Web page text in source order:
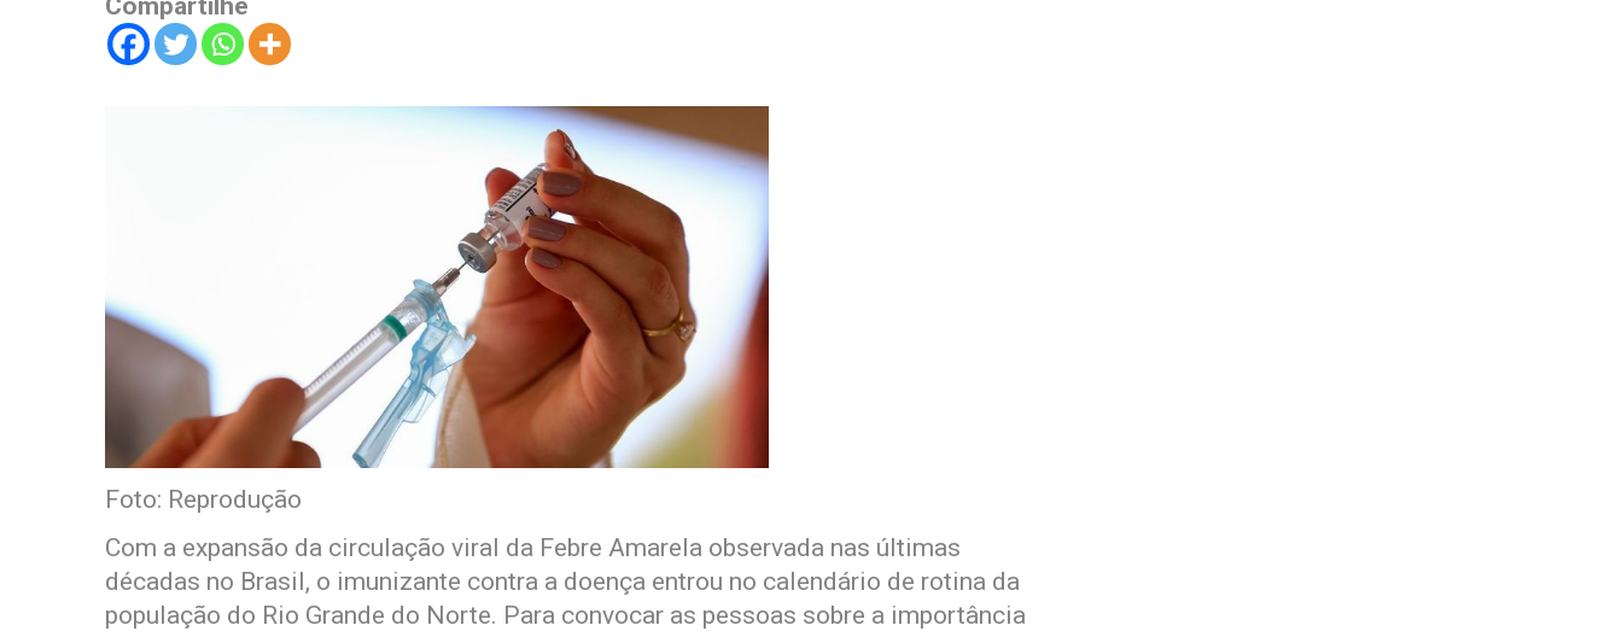
Compartilhe
Foto: Reprodução
Com a expansão da circulação viral da Febre Amarela observada nas últimas
décadas no Brasil, o imunizante contra a doença entrou no calendário de rotina da
população do Rio Grande do Norte. Para convocar as pessoas sobre a importância